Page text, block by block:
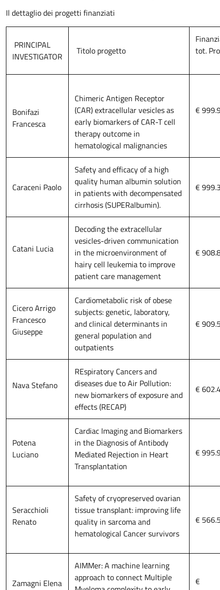
Il dettaglio dei progetti finanziati
PRINCIPAL
INVESTIGATOR
Titolo progetto
tot.
Bonifazi
Francesca
Chimeric Antigen Receptor
(CAR) extracellular vesicles as
early biomarkers of CAR-T cell
therapy outcome in
hematological malignancies
€
Caraceni Paolo
Safety and efficacy of a high
quality human albumin solution
in patients with decompensated
cirrhosis (SUPERalbumin).
€
Catani Lucia
Decoding the extracellular
vesicles-driven communication
in the microenvironment of
hairy cell leukemia to improve
patient care management
€
Cicero Arrigo
Francesco
Giuseppe
Cardiometabolic risk of obese
subjects: genetic, laboratory,
and clinical determinants in
general population and
outpatients
€
Nava Stefano
REspiratory Cancers and
diseases due to Air Pollution:
new biomarkers of exposure and
effects (RECAP)
€
Potena
Luciano
Cardiac Imaging and Biomarkers
in the Diagnosis of Antibody
Mediated Rejection in Heart
Transplantation
€
Seracchioli
Renato
Safety of cryopreserved ovarian
tissue transplant: improving life
quality in sarcoma and
hematological Cancer survivors
€
Zamagni Elena
AIMMer: A machine learning
approach to connect Multiple
€